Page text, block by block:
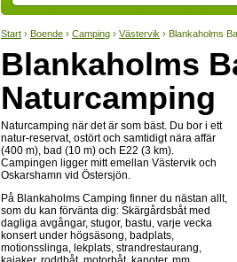
Start › Boende › Camping › Västervik › Blankaholms
Blankaholms
Naturcamping
Naturcamping när det är som bäst. Du bor i ett
natur-reservat, ostört och samtidigt nära affär
(400 m), bad (10 m) och E22 (3 km).
Campingen ligger mitt emellan Västervik och
Oskarshamn vid Östersjön.
På Blankaholms Camping finner du nästan allt,
som du kan förvänta dig: Skärgårdsbåt med
dagliga avgångar, stugor, bastu, varje vecka
konsert under högsäsong, badplats,
motionsslinga, lekplats, strandrestaurang,